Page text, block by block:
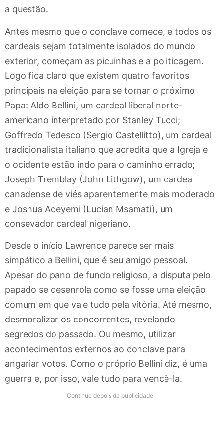
a questão.
Antes mesmo que o conclave comece, e todos os
cardeais sejam totalmente isolados do mundo
exterior, começam as picuinhas e a politicagem.
Logo fica claro que existem quatro favoritos
principais na eleição para se tornar o próximo
Papa: Aldo Bellini, um cardeal liberal norte-
americano interpretado por Stanley Tucci;
Goffredo Tedesco (Sergio Castellitto), um cardeal
tradicionalista italiano que acredita que a Igreja e
o ocidente estão indo para o caminho errado;
Joseph Tremblay (John Lithgow), um cardeal
canadense de viés aparentemente mais moderado
e Joshua Adeyemi (Lucian Msamati), um
consevador cardeal nigeriano.
Desde o início Lawrence parece ser mais
simpático a Bellini, que é seu amigo pessoal.
Apesar do pano de fundo religioso, a disputa pelo
papado se desenrola como se fosse uma eleição
comum em que vale tudo pela vitória. Até mesmo,
desmoralizar os concorrentes, revelando
segredos do passado. Ou mesmo, utilizar
acontecimentos externos ao conclave para
angariar votos. Como o próprio Bellini diz, é uma
guerra e, por isso, vale tudo para vencê-la.
Continue depois da publicidade